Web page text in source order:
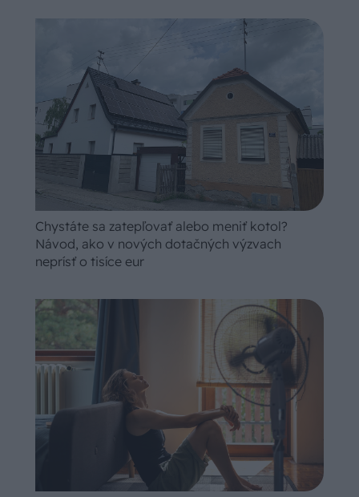
Chystáte sa zatepľovať alebo meniť kotol?
Návod, ako v nových dotačných výzvach
neprísť o tisíce eur